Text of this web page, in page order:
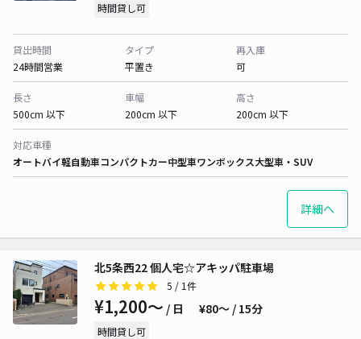
時間貸し可
貸出時間
24時間営業
タイプ
平置き
再入庫
可
長さ
500cm 以下
車幅
200cm 以下
高さ
200cm 以下
対応車種
オートバイ軽自動車コンパクトカー中型車ワンボックス大型車・SUV
詳細へ
北5条西22 個人宅☆アキッパ駐車場
5 / 1件
¥1,200〜 / 日 ¥80〜 / 15分
時間貸し可